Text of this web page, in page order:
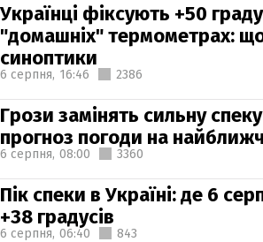
Українці фіксують +50
"домашніх" термометрах:
синоптики
6 серпня, 16:46 2386
Грози замінять сильну
прогноз погоди на
6 серпня, 08:00 3360
Пік спеки в Україні: де 6
+38 градусів
6 серпня, 06:40 843